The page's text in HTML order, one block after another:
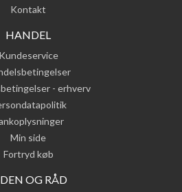
Kontakt
HANDEL
Kundeservice
- erhverv
Min side
Fortryd køb
OG RÅD